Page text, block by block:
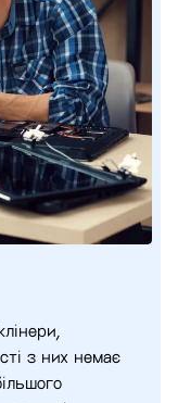
з них немає